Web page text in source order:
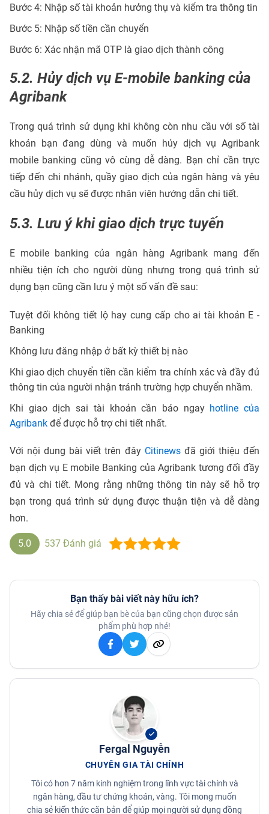
Bước 4: Nhập số tài khoản hưởng thụ và kiểm tra thông tin
Bước 5: Nhập số tiền cần chuyển
Bước 6: Xác nhận mã OTP là giao dịch thành công
5.2. Hủy dịch vụ E-mobile banking của
Agribank
Trong quá trình sử dụng khi không còn nhu cầu với số tài
khoản bạn đang dùng và muốn hủy dịch vụ Agribank
mobile banking cũng vô cùng dễ dàng. Bạn chỉ cần trực
tiếp đến chi nhánh, quầy giao dịch của ngân hàng và yêu
cầu hủy dịch vụ sẽ được nhân viên hướng dẫn chi tiết.
5.3. Lưu ý khi giao dịch trực tuyến
E mobile banking của ngân hàng Agribank mang đến
nhiều tiện ích cho người dùng nhưng trong quá trình sử
dụng bạn cũng cần lưu ý một số vấn đề sau:
Tuyệt đối không tiết lộ hay cung cấp cho ai tài khoản E -
Banking
Không lưu đăng nhập ở bất kỳ thiết bị nào
Khi giao dịch chuyển tiền cần kiểm tra chính xác và đầy đủ
thông tin của người nhận tránh trường hợp chuyển nhầm.
Khi giao dịch sai tài khoản cần báo ngay hotline của
Agribank để được hỗ trợ chi tiết nhất.
Với nội dung bài viết trên đây Citinewsđã giới thiệu đến
bạn dịch vụ E mobile Banking của Agribank tương đối đầy
đủ và chi tiết. Mong rằng những thông tin này sẽ hỗ trợ
bạn trong quá trình sử dụng được thuận tiện và dễ dàng
hơn.
5.0 537 Đánh giá
Bạn thấy bài viết này hữu ích?
Hãy chia sẻ để giúp bạn bè của bạn cũng chọn được sản
phẩm phù hợp nhé!
Fergal Nguyễn
CHUYÊN GIA TÀI CHÍNH
Tôi có hơn 7 năm kinh nghiệm trong lĩnh vực tài chính và
ngân hàng, đầu tư chứng khoán, vàng. Tôi mong muốn
chia sẻ kiến thức căn bản để giúp mọi người sử dụng đồng